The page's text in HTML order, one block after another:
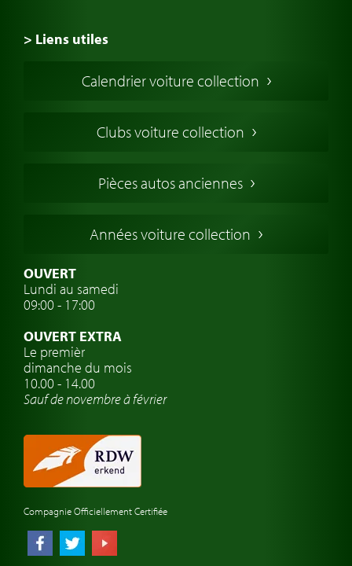
> Liens utiles
Voiture Collection Europe
Voitures Anglaises
Voitures Allemandes
Voitures Suédoises
Assurance voiture de collection
Clubs de voitures classiques
Atelier de voitures anciennes
Montres de marque de voiture
Calendrier voiture collection
Clubs voiture collection
Pièces autos anciennes
Années voiture collection
OUVERT
Lundi au samedi
09:00 - 17:00
OUVERT EXTRA
Le premièr
dimanche du mois
10.00 - 14.00
Sauf de novembre à février
Compagnie Officiellement Certifiée